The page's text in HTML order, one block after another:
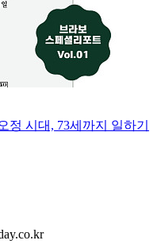
정 시대, 73세까지 일하기